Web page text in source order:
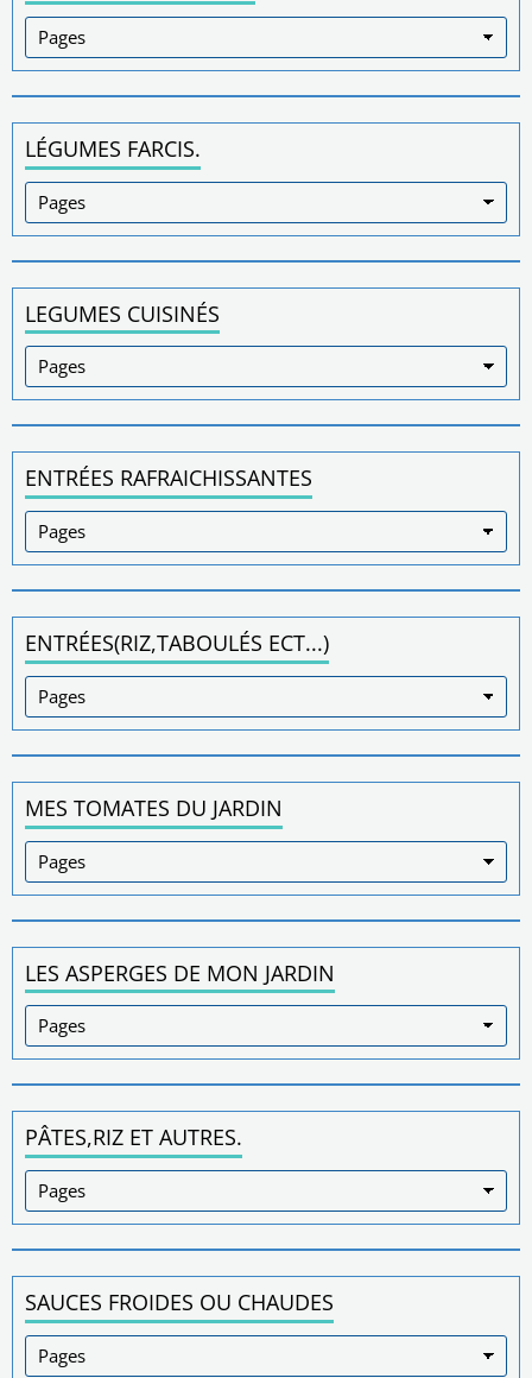
LÉGUMES FARCIS.
LEGUMES CUISINÉS
ENTRÉES RAFRAICHISSANTES
ENTRÉES(RIZ,TABOULÉS ECT...)
MES TOMATES DU JARDIN
LES ASPERGES DE MON JARDIN
PÂTES,RIZ ET AUTRES.
SAUCES FROIDES OU CHAUDES